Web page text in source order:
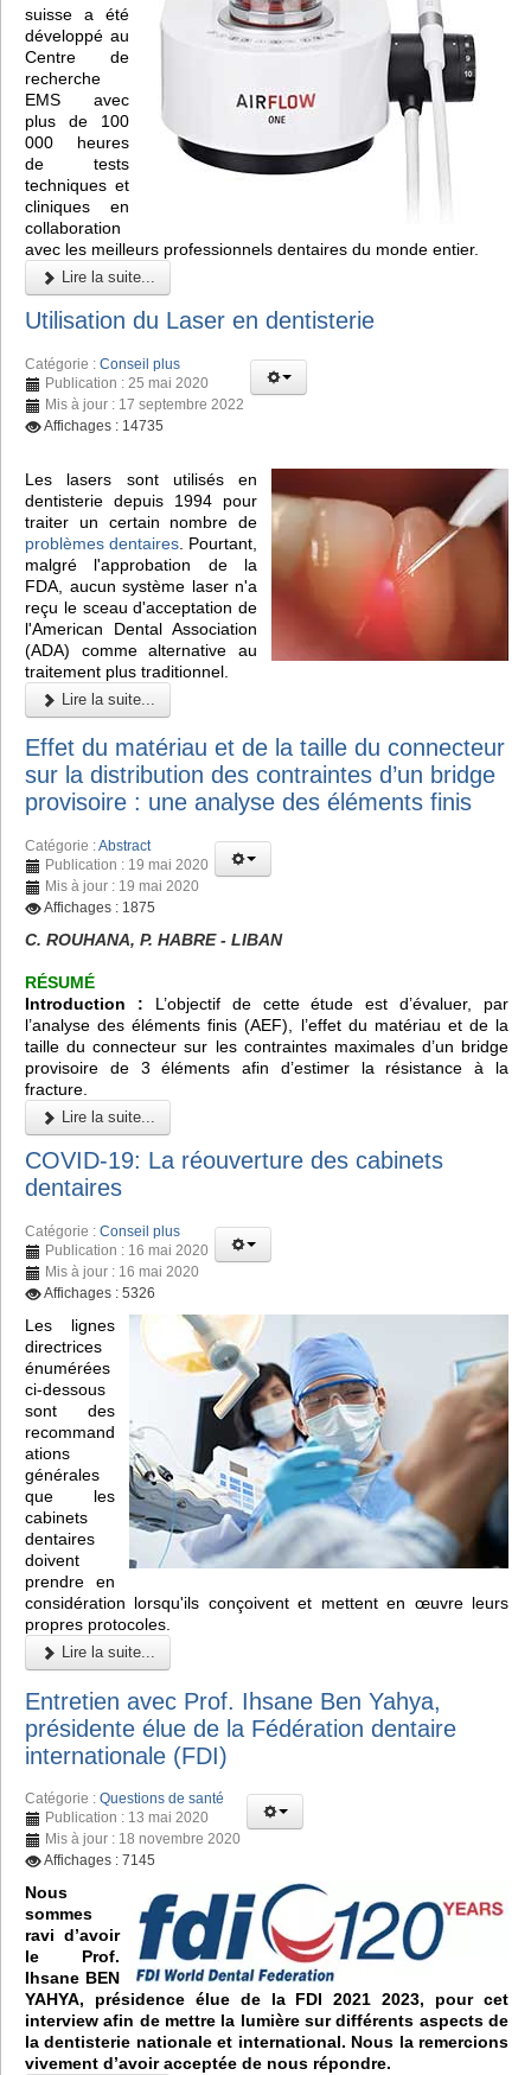
suisse a été
développé au
Centre de
recherche
EMS avec
plus de 100
000 heures
de tests
techniques et
cliniques en
collaboration
avec les meilleurs professionnels dentaires du monde entier.
Lire la suite...
Utilisation du Laser en dentisterie
Catégorie : Conseil plus
Publication : 25 mai 2020
Mis à jour : 17 septembre 2022
Affichages : 14735
Les lasers sont utilisés en
dentisterie depuis 1994 pour
traiter un certain nombre de
problèmes dentaires . Pourtant,
malgré l'approbation de la
FDA, aucun système laser n'a
reçu le sceau d'acceptation de
l'American Dental Association
(ADA) comme alternative au
traitement plus traditionnel.
Lire la suite...
Effet du matériau et de la taille du connecteur
sur la distribution des contraintes d’un bridge
provisoire : une analyse des éléments finis
Catégorie :Abstract
Publication : 19 mai 2020
Mis à jour : 19 mai 2020
Affichages : 1875
C. ROUHANA, P. HABRE - LIBAN
RÉSUMÉ
Introduction : L’objectif de cette étude est d’évaluer, par
l’analyse des éléments finis (AEF), l’effet du matériau et de la
taille du connecteur sur les contraintes maximales d’un bridge
provisoire de 3 éléments afin d’estimer la résistance à la
fracture.
Lire la suite...
COVID-19: La réouverture des cabinets
dentaires
Catégorie : Conseil plus
Publication : 16 mai 2020
Mis à jour : 16 mai 2020
Affichages : 5326
Les lignes
directrices
énumérées
ci-dessous
sont des
recommand
ations
générales
que les
cabinets
dentaires
doivent
prendre en
considération lorsqu'ils conçoivent et mettent en œuvre leurs
propres protocoles.
Lire la suite...
Entretien avec Prof. Ihsane Ben Yahya,
présidente élue de la Fédération dentaire
internationale (FDI)
Catégorie : Questions de santé
Publication : 13 mai 2020
Mis à jour : 18 novembre 2020
Affichages : 7145
Nous
sommes
ravi d’avoir
le Prof.
Ihsane BEN
YAHYA, présidence élue de la FDI 2021 2023, pour cet
interview afin de mettre la lumière sur différents aspects de
la dentisterie nationale et international. Nous la remercions
vivement d’avoir acceptée de nous répondre.